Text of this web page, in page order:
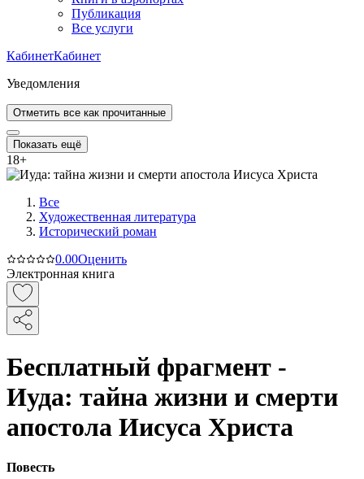
Публикация
Все услуги
КабинетКабинет
Уведомления
Отметить все как прочитанные
Показать ещё
18+
Все
Художественная литература
Исторический роман
0.00Оценить
Электронная книга
Бесплатный фрагмент -
Иуда: тайна жизни и смерти
апостола Иисуса Христа
Повесть